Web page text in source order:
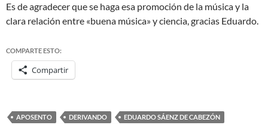
Es de agradecer que se haga esa promoción de la música y la
clara relación entre «buena música» y ciencia, gracias Eduardo.
COMPARTE ESTO:
Compartir
APOSENTO DERIVANDO
EDUARDO SÁENZ DE CABEZÓN